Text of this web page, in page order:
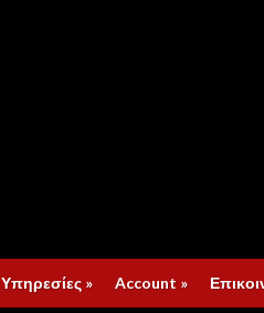
Υπηρεσίες » Account »